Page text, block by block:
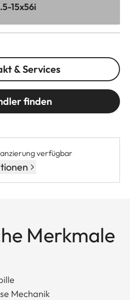
15x56i
& Services
finden
verfügbar
Merkmale
Mechanik